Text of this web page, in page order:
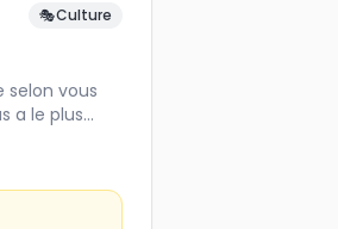
🎭Culture
selon vous
a le plus